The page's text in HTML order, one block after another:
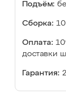
Подъём:
Сборка:
Оплата:
доставки
Гарантия: